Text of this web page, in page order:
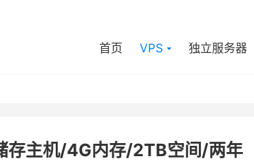
首页 VPS 独立服务器
主机/4G内存/2TB空间/两年